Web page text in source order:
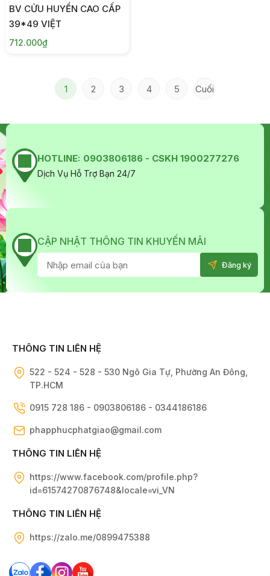
BV CỬU HUYỀN CAO CẤP
39*49 VIỆT
712.000₫
1 2 3 4 5 Cuối
HOTLINE: 0903806186 - CSKH 1900277276
Dịch Vụ Hỗ Trợ Bạn 24/7
CẬP NHẬT THÔNG TIN KHUYẾN MÃI
THÔNG TIN LIÊN HỆ
522 - 524 - 528 - 530 Ngô Gia Tự, Phường An Đông,
TP.HCM
0915 728 186 - 0903806186 - 0344186186
phapphucphatgiao@gmail.com
THÔNG TIN LIÊN HỆ
https://www.facebook.com/profile.php?
id=61574270876748&locale=vi_VN
THÔNG TIN LIÊN HỆ
https://zalo.me/0899475388